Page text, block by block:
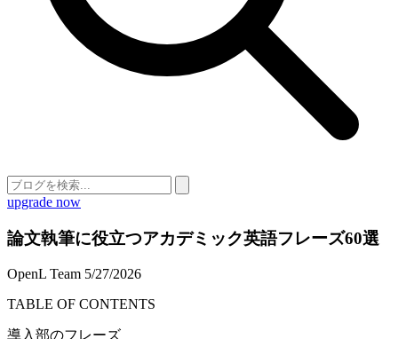
upgrade now
論文執筆に役立つアカデミック英語フレーズ60選
OpenL Team 5/27/2026
TABLE OF CONTENTS
導入部のフレーズ